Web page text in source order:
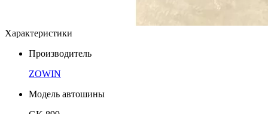
Характеристики
Производитель
ZOWIN
Модель автошины